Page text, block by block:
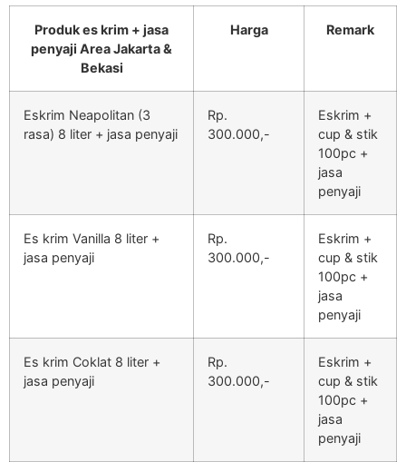
Produk es krim + jasa
penyaji Area Jakarta &
Bekasi
Harga Remark
Eskrim Neapolitan (3
rasa) 8 liter + jasa penyaji
Rp.
300.000,-
Eskrim +
cup & stik
100pc +
jasa
penyaji
Es krim Vanilla 8 liter +
jasa penyaji
Rp.
300.000,-
Eskrim +
cup & stik
100pc +
jasa
penyaji
Es krim Coklat 8 liter +
jasa penyaji
Rp.
300.000,-
Eskrim +
cup & stik
100pc +
jasa
penyaji